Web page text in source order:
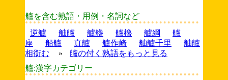
艫を含む熟語・用例・名詞など
逆艫
舳艫 艫艪 艫櫓 艫綱
艫
座
船艫 真艫 艫作崎 舳艫千里
舳艫
相銜む
»
艫の付く熟語をもっと見る
艫:漢字カテゴリー